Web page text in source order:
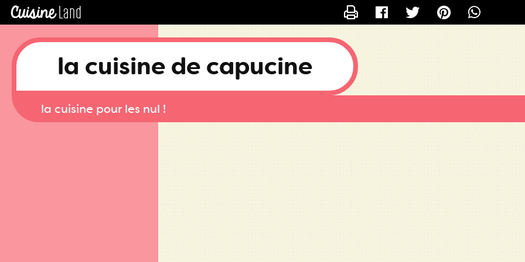
la cuisine de capucine
la cuisine pour les nul !
CONTACTER MISSBOYDU67